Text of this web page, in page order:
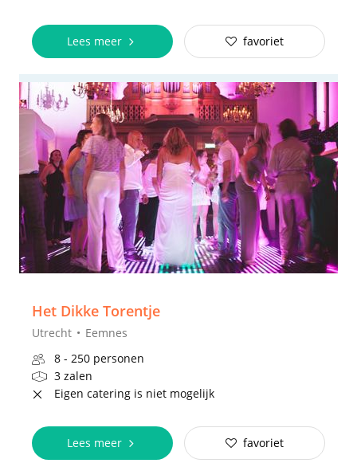
Lees meer favoriet
Het Dikke Torentje
Utrecht
Eemnes
8 - 250 personen
3 zalen
Eigen catering is niet mogelijk
Lees meer favoriet